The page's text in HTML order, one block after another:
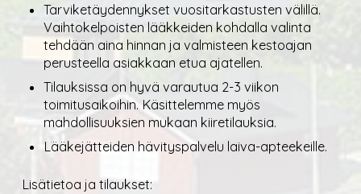
Tarviketäydennykset vuositarkastusten välillä.
Vaihtokelpoisten lääkkeiden kohdalla valinta
tehdään aina hinnan ja valmisteen kestoajan
perusteella asiakkaan etua ajatellen.
Tilauksissa on hyvä varautua 2-3 viikon
toimitusaikoihin. Käsittelemme myös
mahdollisuuksien mukaan kiiretilauksia.
Lääkejätteiden hävityspalvelu laiva-apteekeille.
Lisätietoa ja tilaukset: